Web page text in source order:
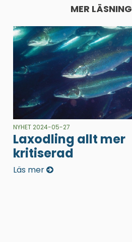
MER LÄSNING
NYHET 2024-05-27
Laxodling allt mer
kritiserad
Läs mer